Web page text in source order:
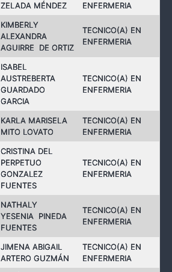
ZELADA MÉNDEZ ENFERMERIA
KIMBERLY
ALEXANDRA
AGUIRRE DE ORTIZ
TECNICO(A) EN
ENFERMERIA
ISABEL
AUSTREBERTA
GUARDADO
GARCIA
TECNICO(A) EN
ENFERMERIA
KARLA MARISELA
MITO LOVATO
TECNICO(A) EN
ENFERMERIA
CRISTINA DEL
PERPETUO
GONZALEZ
FUENTES
TECNICO(A) EN
ENFERMERIA
NATHALY
YESENIA PINEDA
FUENTES
TECNICO(A) EN
ENFERMERIA
JIMENA ABIGAIL
ARTERO GUZMÁN
TECNICO(A) EN
ENFERMERIA